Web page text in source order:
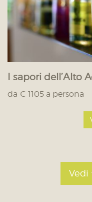
I sapori dell’Alto
da € 1105 a persona
Vedi